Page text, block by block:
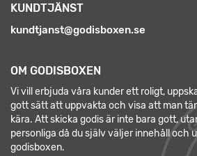
KUNDTJÄNST
kundtjanst@godisboxen.se
OM GODISBOXEN
Vi vill erbjuda våra kunder ett roligt,
gott sätt att uppvakta och visa att man
kära. Att skicka godis är inte bara gott,
personliga då du själv väljer innehåll och
godisboxen.